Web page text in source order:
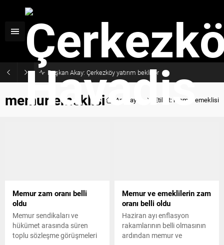
Başkan Akay: Çerkezköy yatırım bekliyor
memur emeklisi Anasayfa Etiket: memur emeklisi
Memur zam oranı belli
oldu
Memur sendikaları ve
hükümet arasında süren
toplu sözleşme görüşmeleri
Memur ve emeklilerin zam
oranı belli oldu
Haziran ayı enflasyon
rakamlarının belli olmasının
ardından memur ve